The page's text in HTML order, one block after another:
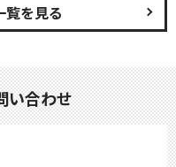
覧を見る
い合わせ